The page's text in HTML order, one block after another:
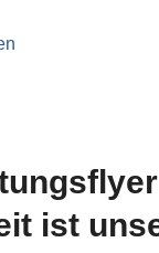
ist